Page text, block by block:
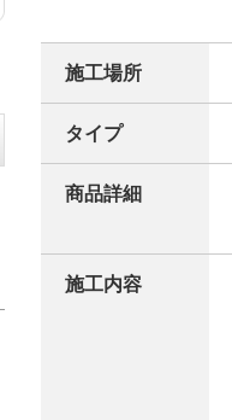
施工場所
タイプ
商品詳細
施工内容